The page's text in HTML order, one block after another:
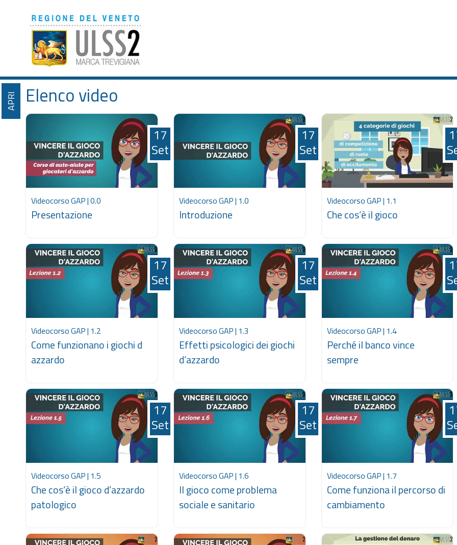
Elenco video
17
Set
Videocorso GAP | 0.0
Presentazione
17
Set
Videocorso GAP | 1.0
Introduzione
Videocorso GAP | 1.1
Che cos’è il gioco
17
Set
Videocorso GAP | 1.2
Come funzionano i giochi d
azzardo
17
Set
Videocorso GAP | 1.3
Effetti psicologici dei giochi
d’azzardo
Videocorso GAP | 1.4
Perché il banco vince
sempre
17
Set
Videocorso GAP | 1.5
Che cos’è il gioco d’azzardo
patologico
17
Set
Videocorso GAP | 1.6
Il gioco come problema
sociale e sanitario
Videocorso GAP | 1.7
Come funziona il percorso di
cambiamento
APRI